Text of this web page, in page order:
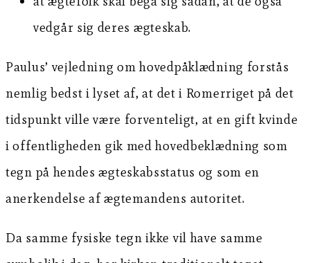
vedgår sig deres ægteskab.
Paulus’ vejledning om hovedpåklædning forstås
nemlig bedst i lyset af, at det i Romerriget på det
tidspunkt ville være forventeligt, at en gift kvinde
i offentligheden gik med hovedbeklædning som
tegn på hendes ægteskabsstatus og som en
anerkendelse af ægtemandens autoritet.
Da samme fysiske tegn ikke vil have samme